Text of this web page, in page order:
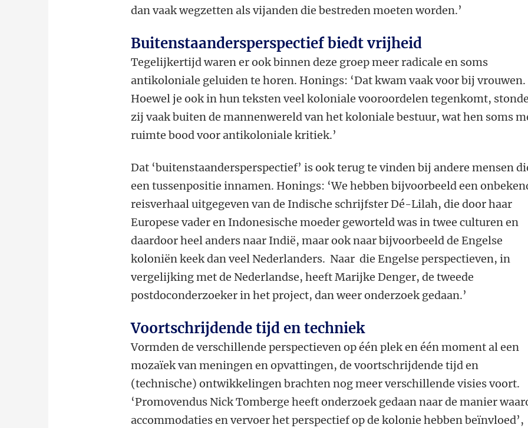
dan vaak wegzetten als vijanden die bestreden moeten worden.’
Buitenstaandersperspectief biedt vrijheid
Tegelijkertijd waren er ook binnen deze groep meer radicale en soms
antikoloniale geluiden te horen. Honings: ‘Dat kwam vaak voor bij vrouwen.
Hoewel je ook in hun teksten veel koloniale vooroordelen tegenkomt,
zij vaak buiten de mannenwereld van het koloniale bestuur, wat hen soms
ruimte bood voor antikoloniale kritiek.’
Dat ‘buitenstaandersperspectief’ is ook terug te vinden bij andere mensen
een tussenpositie innamen. Honings: ‘We hebben bijvoorbeeld een
reisverhaal uitgegeven van de Indische schrijfster Dé-Lilah, die door haar
Europese vader en Indonesische moeder geworteld was in twee culturen en
daardoor heel anders naar Indië, maar ook naar bijvoorbeeld de Engelse
koloniën keek dan veel Nederlanders. Naar die Engelse perspectieven, in
vergelijking met de Nederlandse, heeft Marijke Denger, de tweede
postdoconderzoeker in het project, dan weer onderzoek gedaan.’
Voortschrijdende tijd en techniek
Vormden de verschillende perspectieven op één plek en één moment al een
mozaïek van meningen en opvattingen, de voortschrijdende tijd en
(technische) ontwikkelingen brachten nog meer verschillende visies voort.
‘Promovendus Nick Tomberge heeft onderzoek gedaan naar de manier
accommodaties en vervoer het perspectief op de kolonie hebben beïnvloed’,